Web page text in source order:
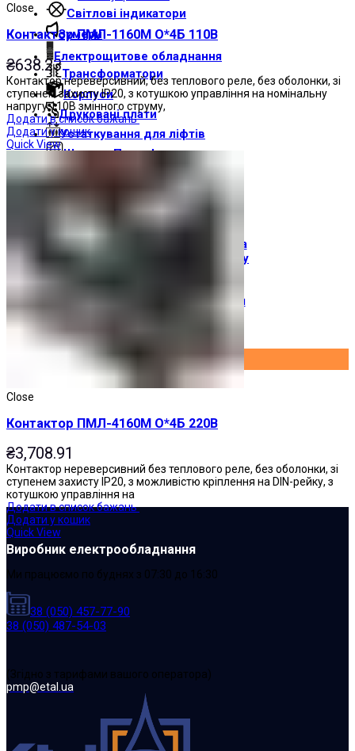
Світлові індикатори
Зумери
Електрощитове обладнання
Трансформатори
Корпуси
Друкованi плати
Устаткування для ліфтів
Штампи Прес-форми
АгроДеталь
Сонячні панелі
Контакти
Про компанію
Доставка і оплата
Про торгову марку
Новини
Вхід / Реєстрація
Close
Контактор ПМЛ-1160М О*4Б 110В
₴638.23
Контактор нереверсивний, без теплового реле, без оболонки, зі
ступенем захисту IP20, з котушкою управління на номінальну
напругу 110В змінного струму,
Додати в список бажань
Додати у кошик
Quick View
Close
Контактор ПМЛ-4160М О*4Б 220В
₴3,708.91
Контактор нереверсивний без теплового реле, без оболонки, зі
ступенем захисту IP20, з можливістю кріплення на DIN-рейку, з
котушкою управління на
Додати в список бажань
Додати у кошик
Quick View
Виробник електрообладнання
Ми працюємо по буднях з 07:30 до 16:30
38 (050) 457-77-90
38 (050) 487-54-03
(Згідно з тарифами вашого оператора)
pmp@etal.ua